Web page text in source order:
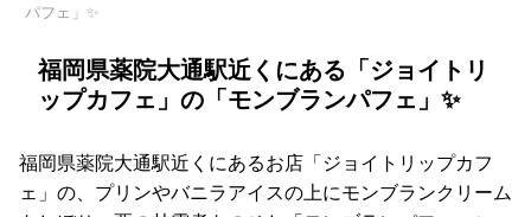
パフェ」✨
福岡県薬院大通駅近くにある「ジョイトリ
ップカフェ」の「モンブランパフェ」✨
福岡県薬院大通駅近くにあるお店「ジョイトリップカフ
ェ」の、プリンやバニラアイスの上にモンブランクリーム